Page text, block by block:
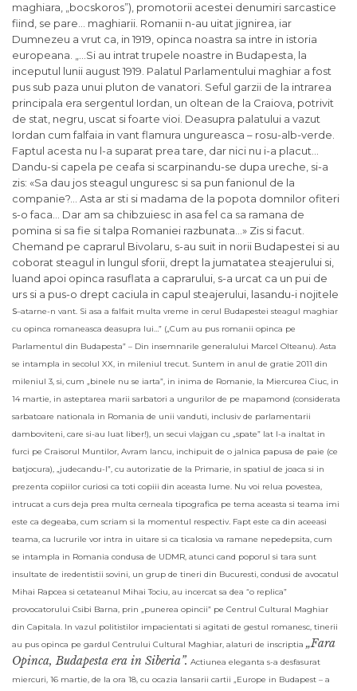
maghiara, „bocskoros”), promotorii acestei denumiri sarcastice
fiind, se pare… maghiarii. Romanii n-au uitat jignirea, iar
Dumnezeu a vrut ca, in 1919, opinca noastra sa intre in istoria
europeana. „…Si au intrat trupele noastre in Budapesta, la
inceputul lunii august 1919. Palatul Parlamentului maghiar a fost
pus sub paza unui pluton de vanatori. Seful garzii de la intrarea
principala era sergentul Iordan, un oltean de la Craiova, potrivit
de stat, negru, uscat si foarte vioi. Deasupra palatului a vazut
Iordan cum falfaia in vant flamura ungureasca – rosu-alb-verde.
Faptul acesta nu l-a suparat prea tare, dar nici nu i-a placut…
Dandu-si capela pe ceafa si scarpinandu-se dupa ureche, si-a
zis: «Sa dau jos steagul unguresc si sa pun fanionul de la
companie?… Asta ar sti si madama de la popota domnilor ofiteri
s-o faca… Dar am sa chibzuiesc in asa fel ca sa ramana de
pomina si sa fie si talpa Romaniei razbunata…» Zis si facut.
Chemand pe caprarul Bivolaru, s-au suit in norii Budapestei si au
coborat steagul in lungul sforii, drept la jumatatea steajerului si,
luand apoi opinca rasuflata a caprarului, s-a urcat ca un pui de
urs si a pus-o drept caciula in capul steajerului, lasandu-i nojitele
s–atarne-n vant. Si asa a falfait multa vreme in cerul Budapestei steagul maghiar
cu opinca romaneasca deasupra lui…” („Cum au pus romanii opinca pe
Parlamentul din Budapesta” – Din insemnarile generalului Marcel Olteanu). Asta
se intampla in secolul XX, in mileniul trecut. Suntem in anul de gratie 2011 din
mileniul 3, si, cum „binele nu se iarta”, in inima de Romanie, la Miercurea Ciuc, in
14 martie, in asteptarea marii sarbatori a ungurilor de pe mapamond (considerata
sarbatoare nationala in Romania de unii vanduti, inclusiv de parlamentarii
damboviteni, care si-au luat liber!), un secui vlajgan cu „spate” lat l-a inaltat in
furci pe Craisorul Muntilor, Avram Iancu, inchipuit de o jalnica papusa de paie (ce
batjocura), „judecandu-l”, cu autorizatie de la Primarie, in spatiul de joaca si in
prezenta copiilor curiosi ca toti copiii din aceasta lume. Nu voi relua povestea,
intrucat a curs deja prea multa cerneala tipografica pe tema aceasta si teama imi
este ca degeaba, cum scriam si la momentul respectiv. Fapt este ca din aceeasi
teama, ca lucrurile vor intra in uitare si ca ticalosia va ramane nepedepsita, cum
se intampla in Romania condusa de UDMR, atunci cand poporul si tara sunt
insultate de iredentistii sovini, un grup de tineri din Bucuresti, condusi de avocatul
Mihai Rapcea si cetateanul Mihai Tociu, au incercat sa dea “o replica”
provocatorului Csibi Barna, prin „punerea opincii” pe Centrul Cultural Maghiar
din Capitala. In vazul politistilor impacientati si agitati de gestul romanesc, tinerii
au pus opinca pe gardul Centrului Cultural Maghiar, alaturi de inscriptia „Fara
Opinca, Budapesta era in Siberia”. Actiunea eleganta s-a desfasurat
miercuri, 16 martie, de la ora 18, cu ocazia lansarii cartii „Europe in Budapest – a